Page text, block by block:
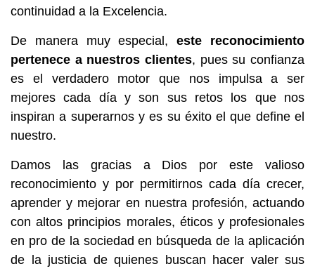
continuidad a la Excelencia.
De manera muy especial,este reconocimiento
pertenece a nuestros clientes, pues su confianza
es el verdadero motor que nos impulsa a ser
mejores cada día y son sus retos los que nos
inspiran a superarnos y es su éxito el que define el
nuestro.
Damos las gracias a Dios por este valioso
reconocimiento y por permitirnos cada día crecer,
aprender y mejorar en nuestra profesión, actuando
con altos principios morales, éticos y profesionales
en pro de la sociedad en búsqueda de la aplicación
de la justicia de quienes buscan hacer valer sus